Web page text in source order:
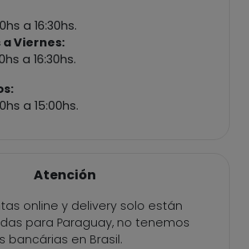
a 16:30hs.
Viernes:
a 16:30hs.
a 15:00hs.
Atención
online y delivery solo están
para Paraguay, no tenemos
bancárias en Brasil.